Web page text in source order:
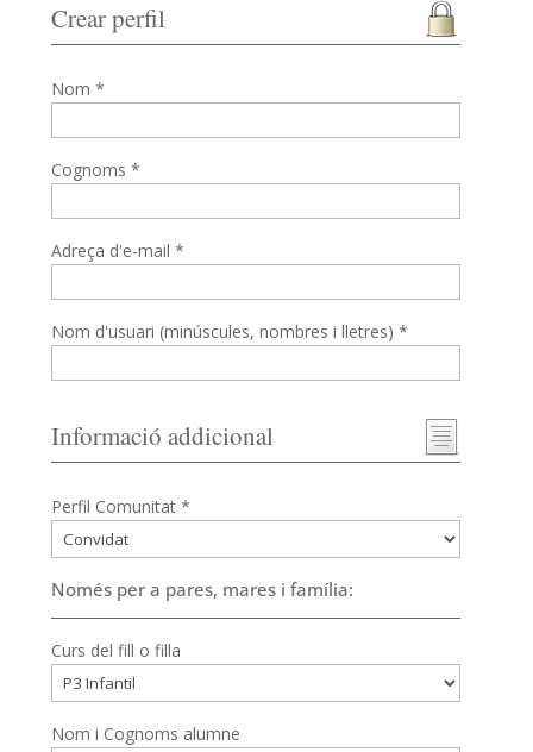
Crear perfil
Nom *
Cognoms *
Adreça d'e-mail *
Nom d'usuari (minúscules, nombres i lletres) *
Informació addicional
Perfil Comunitat *
Només per a pares, mares i família:
Curs del fill o filla
Nom i Cognoms alumne